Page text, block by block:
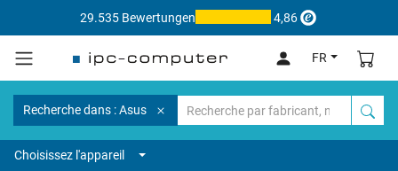
29.535 Bewertungen 4,86
FR
Recherche dans : Asus
Choisissez l'appareil